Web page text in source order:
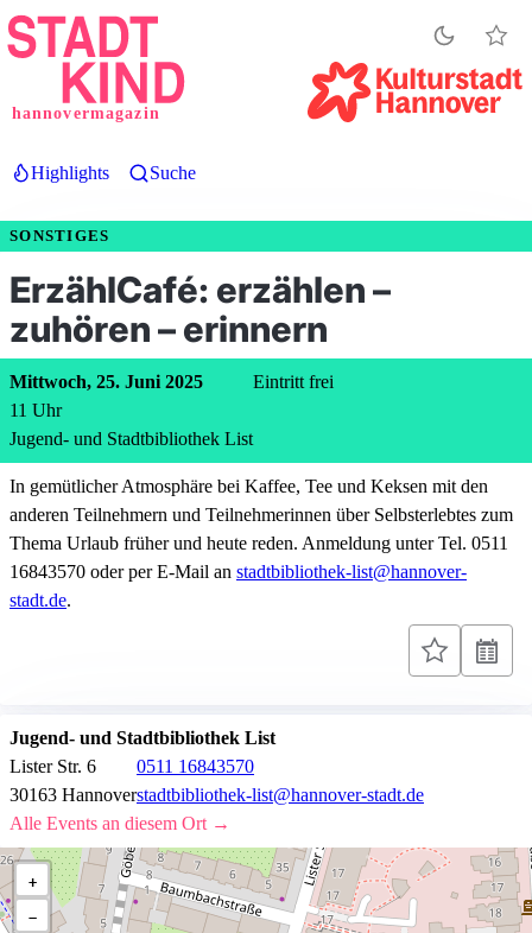
Direkt
zum
hannovermagazin
Highlights Suche
SONSTIGES
ErzählCafé: erzählen –
zuhören – erinnern
Mittwoch, 25. Juni 2025
11 Uhr
Jugend- und Stadtbibliothek List
Eintritt frei
In gemütlicher Atmosphäre bei Kaffee, Tee und Keksen mit den
anderen Teilnehmern und Teilnehmerinnen über Selbsterlebtes zum
Thema Urlaub früher und heute reden. Anmeldung unter Tel. 0511
16843570 oder per E-Mail an stadtbibliothek-list@hannover-
stadt.de.
Jugend- und Stadtbibliothek List
Lister Str. 6
30163 Hannover
0511 16843570
stadtbibliothek-list@hannover-stadt.de
Alle Events an diesem Ort →
+
−